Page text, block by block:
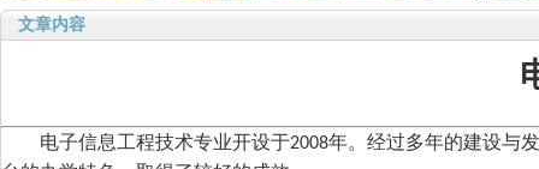
文章内容
电子信息工程技术专业开设于2008年。经过多年的建设与